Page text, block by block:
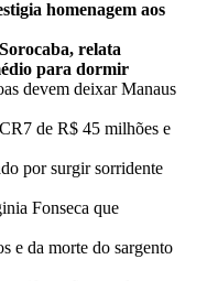
homenagem aos
relata
para dormir
devem deixar Manaus
de R$ 45 milhões e
por surgir sorridente
Fonseca que
e da morte do sargento